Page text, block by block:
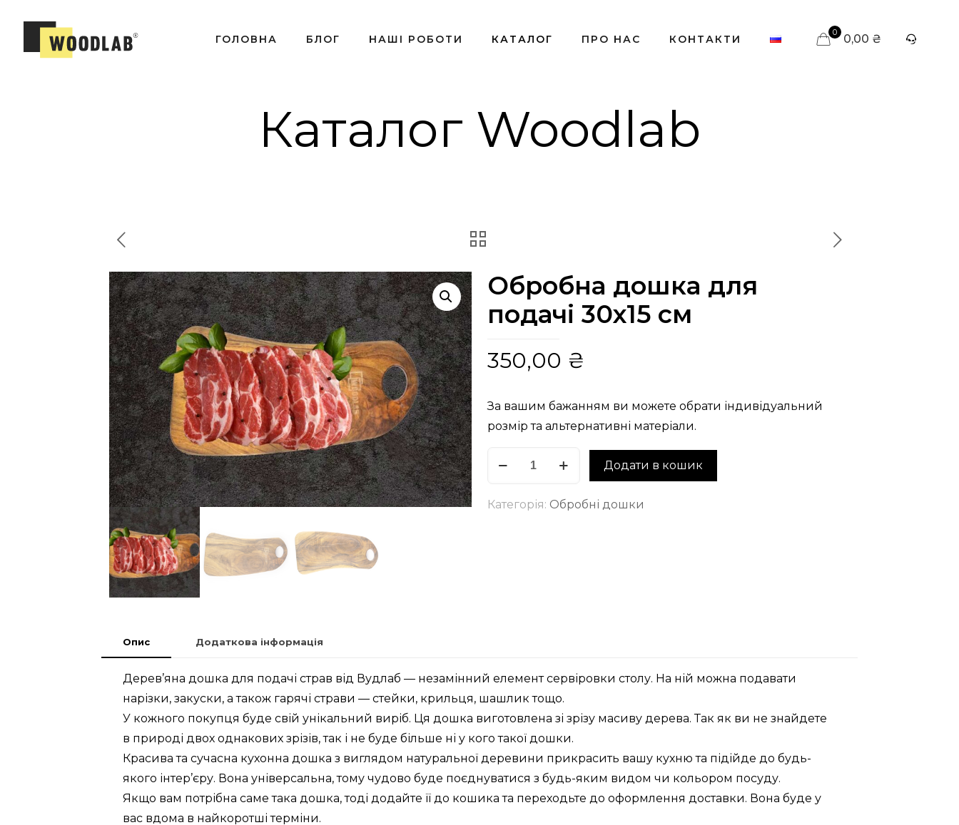
ГОЛОВНА БЛОГ НАШІ РОБОТИ КАТАЛОГ ПРО НАС КОНТАКТИ
0 0,00 ₴
Каталог Woodlab
Обробна дошка для
подачі 30х15 см
350,00 ₴
За вашим бажанням ви можете обрати індивідуальний
розмір та альтернативні матеріали.
Додати в кошик
Категорія: Обробні дошки
Опис Додаткова інформація
Дерев’яна дошка для подачі страв від Вудлаб — незамінний елемент сервіровки столу. На ній можна подавати
нарізки, закуски, а також гарячі страви — стейки, крильця, шашлик тощо.
У кожного покупця буде свій унікальний виріб. Ця дошка виготовлена зі зрізу масиву дерева. Так як ви не знайдете
в природі двох однакових зрізів, так і не буде більше ні у кого такої дошки.
Красива та сучасна кухонна дошка з виглядом натуральної деревини прикрасить вашу кухню та підійде до будь-
якого інтер’єру. Вона універсальна, тому чудово буде поєднуватися з будь-яким видом чи кольором посуду.
Якщо вам потрібна саме така дошка, тоді додайте її до кошика та переходьте до оформлення доставки. Вона буде у
вас вдома в найкоротші терміни.